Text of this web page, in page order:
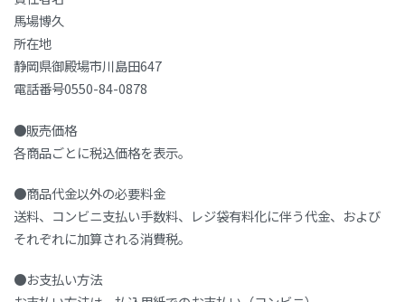
馬場博久
所在地
静岡県御殿場市川島田647
電話番号0550-84-0878
●販売価格
各商品ごとに税込価格を表示。
●商品代金以外の必要料金
送料、コンビニ支払い手数料、レジ袋有料化に伴う代金、および
それぞれに加算される消費税。
●お支払い方法